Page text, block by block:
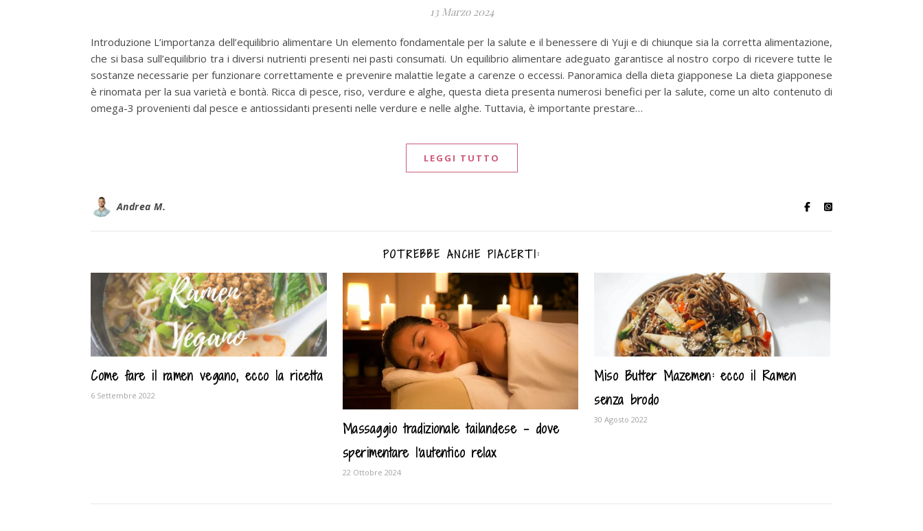
13 Marzo 2024
Introduzione L’importanza dell’equilibrio alimentare Un elemento fondamentale per la salute e il benessere di Yuji e di chiunque sia la corretta alimentazione,
che si basa sull’equilibrio tra i diversi nutrienti presenti nei pasti consumati. Un equilibrio alimentare adeguato garantisce al nostro corpo di ricevere tutte le
sostanze necessarie per funzionare correttamente e prevenire malattie legate a carenze o eccessi. Panoramica della dieta giapponese La dieta giapponese
è rinomata per la sua varietà e bontà. Ricca di pesce, riso, verdure e alghe, questa dieta presenta numerosi benefici per la salute, come un alto contenuto di
omega-3 provenienti dal pesce e antiossidanti presenti nelle verdure e nelle alghe. Tuttavia, è importante prestare…
LEGGI TUTTO
Andrea M.
POTREBBE ANCHE PIACERTI:
Come fare il ramen vegano, ecco la ricetta
6 Settembre 2022
Massaggio tradizionale tailandese – dove
sperimentare l'autentico relax
22 Ottobre 2024
Miso Butter Mazemen: ecco il Ramen
senza brodo
30 Agosto 2022